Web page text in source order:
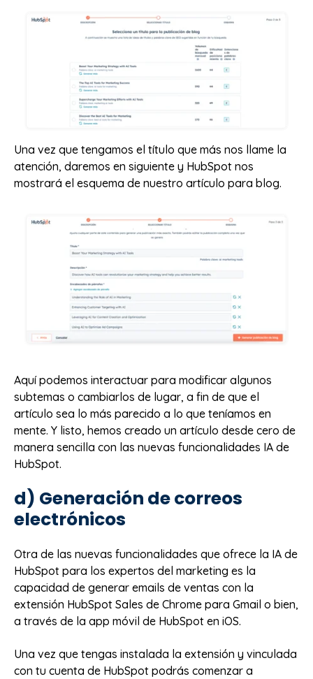
Una vez que tengamos el título que más nos llame la
atención, daremos en siguiente y HubSpot nos
mostrará el esquema de nuestro artículo para blog.
Aquí podemos interactuar para modificar algunos
subtemas o cambiarlos de lugar, a fin de que el
artículo sea lo más parecido a lo que teníamos en
mente. Y listo, hemos creado un artículo desde cero de
manera sencilla con las nuevas funcionalidades IA de
HubSpot.
d) Generación de correos
electrónicos
Otra de las nuevas funcionalidades que ofrece la IA de
HubSpot para los expertos del marketing es la
capacidad de generar emails de ventas con la
extensión HubSpot Sales de Chrome para Gmail o bien,
a través de la app móvil de HubSpot en iOS.
Una vez que tengas instalada la extensión y vinculada
con tu cuenta de HubSpot podrás comenzar a